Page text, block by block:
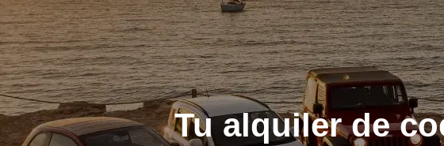
Tu alquiler de